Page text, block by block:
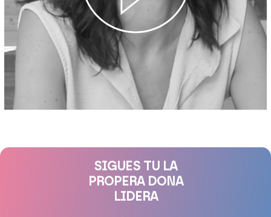
SIGUES TU LA
PROPERA DONA
LIDERA